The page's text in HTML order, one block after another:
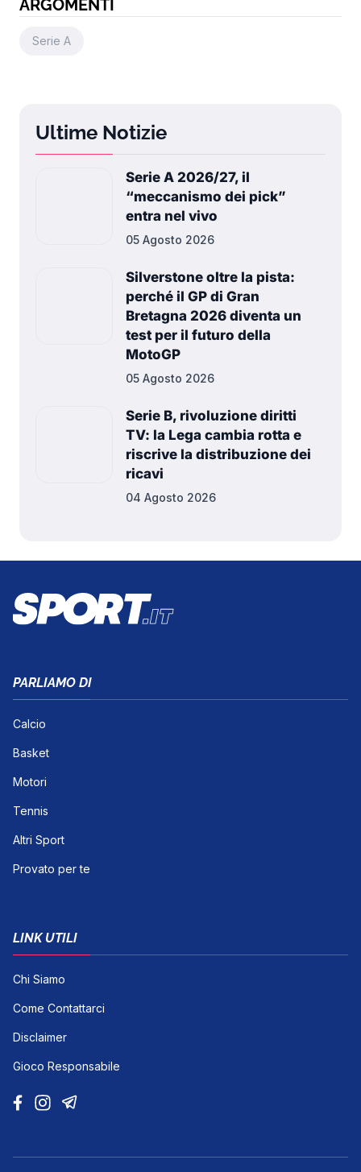
ARGOMENTI
Serie A
Ultime Notizie
Serie A 2026/27, il
“meccanismo dei pick”
entra nel vivo
05 Agosto 2026
Silverstone oltre la pista:
perché il GP di Gran
Bretagna 2026 diventa un
test per il futuro della
MotoGP
05 Agosto 2026
Serie B, rivoluzione diritti
TV: la Lega cambia rotta e
riscrive la distribuzione dei
ricavi
04 Agosto 2026
PARLIAMO DI
Calcio
Basket
Motori
Tennis
Altri Sport
Provato per te
LINK UTILI
Chi Siamo
Come Contattarci
Disclaimer
Gioco Responsabile